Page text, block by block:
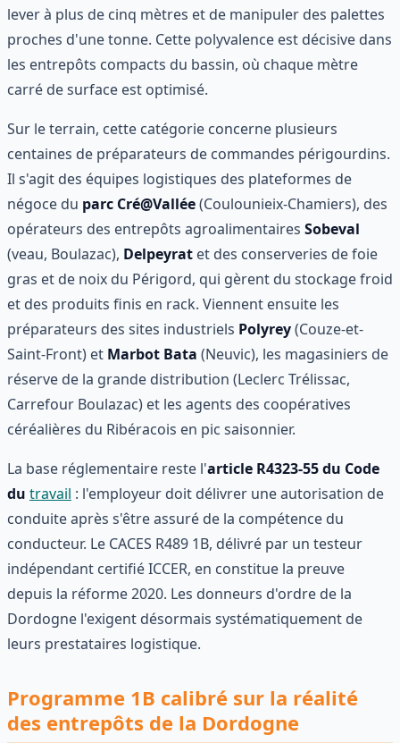
lever à plus de cinq mètres et de manipuler des palettes
proches d'une tonne. Cette polyvalence est décisive dans
les entrepôts compacts du bassin, où chaque mètre
carré de surface est optimisé.
Sur le terrain, cette catégorie concerne plusieurs
centaines de préparateurs de commandes périgourdins.
Il s'agit des équipes logistiques des plateformes de
négoce du parc Cré@Vallée(Coulounieix-Chamiers), des
opérateurs des entrepôts agroalimentaires Sobeval
(veau, Boulazac), Delpeyrat et des conserveries de foie
gras et de noix du Périgord, qui gèrent du stockage froid
et des produits finis en rack. Viennent ensuite les
préparateurs des sites industriels Polyrey(Couze-et-
Saint-Front) et Marbot Bata (Neuvic), les magasiniers de
réserve de la grande distribution (Leclerc Trélissac,
Carrefour Boulazac) et les agents des coopératives
céréalières du Ribéracois en pic saisonnier.
La base réglementaire reste l'article R4323-55 du Code
du travail : l'employeur doit délivrer une autorisation de
conduite après s'être assuré de la compétence du
conducteur. Le CACES R489 1B, délivré par un testeur
indépendant certifié ICCER, en constitue la preuve
depuis la réforme 2020. Les donneurs d'ordre de la
Dordogne l'exigent désormais systématiquement de
leurs prestataires logistique.
Programme 1B calibré sur la réalité
des entrepôts de la Dordogne